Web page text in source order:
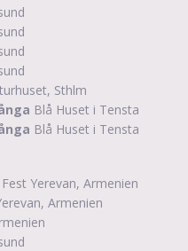
Sthlm
Blå Huset i Tensta
Blå Huset i Tensta
Fest Yerevan, Armenien
Armenien